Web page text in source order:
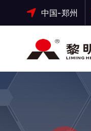
中国-郑州
大修渣磨粉机